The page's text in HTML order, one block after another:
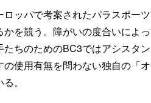
ッパで考案されたパラスポー
を競う。障がいの度合いによ
ちのためのBC3ではアシスタ
使用有無を問わない独自の「
。